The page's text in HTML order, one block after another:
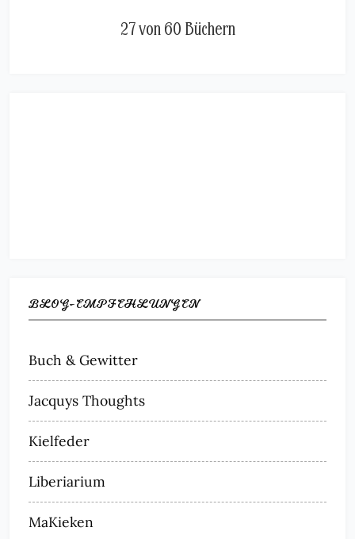
27 von 60 Büchern
BLOG-EMPFEHLUNGEN
Buch & Gewitter
Jacquys Thoughts
Kielfeder
Liberiarium
MaKieken